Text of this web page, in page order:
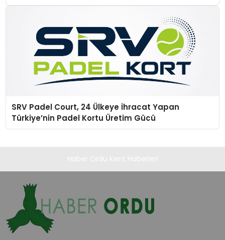
SRV Padel Court, 24 Ülkeye İhracat Yapan
Türkiye’nin Padel Kortu Üretim Gücü